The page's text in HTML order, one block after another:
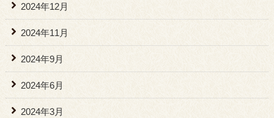
2024年12月
2024年11月
2024年9月
2024年6月
2024年3月